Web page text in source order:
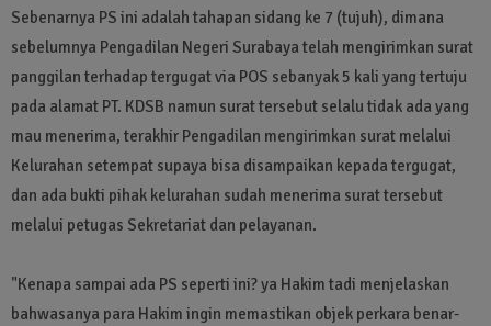
Sebenarnya PS ini adalah tahapan sidang ke 7 (tujuh), dimana
sebelumnya Pengadilan Negeri Surabaya telah mengirimkan surat
panggilan terhadap tergugat via POS sebanyak 5 kali yang tertuju
pada alamat PT. KDSB namun surat tersebut selalu tidak ada yang
mau menerima, terakhir Pengadilan mengirimkan surat melalui
Kelurahan setempat supaya bisa disampaikan kepada tergugat,
dan ada bukti pihak kelurahan sudah menerima surat tersebut
melalui petugas Sekretariat dan pelayanan.
"Kenapa sampai ada PS seperti ini? ya Hakim tadi menjelaskan
bahwasanya para Hakim ingin memastikan objek perkara benar-